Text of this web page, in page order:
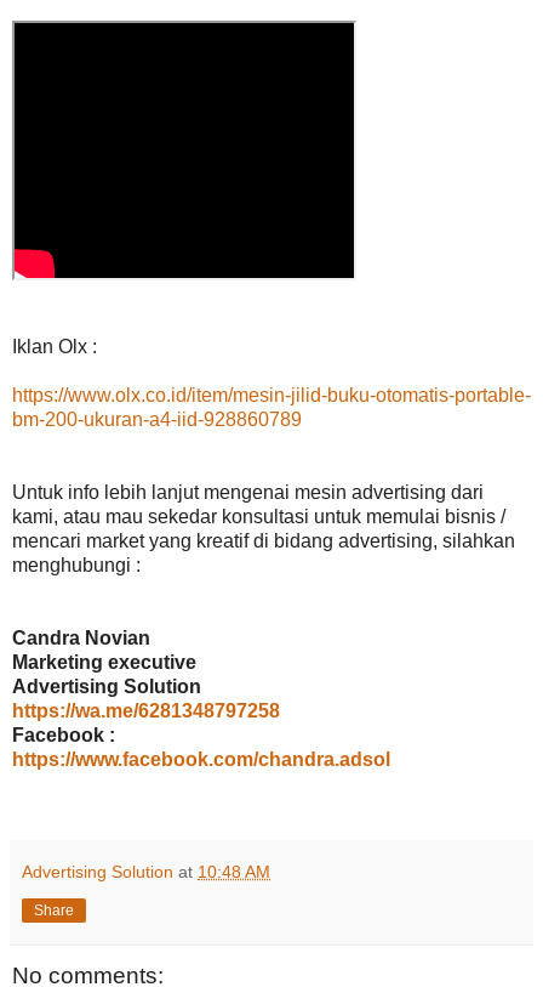
Iklan Olx :
https://www.olx.co.id/item/mesin-jilid-buku-otomatis-portable-
bm-200-ukuran-a4-iid-928860789
Untuk info lebih lanjut mengenai mesin advertising dari
kami, atau mau sekedar konsultasi untuk memulai bisnis /
mencari market yang kreatif di bidang advertising, silahkan
menghubungi :
Candra Novian
Marketing executive
Advertising Solution
https://wa.me/6281348797258
Facebook :
https://www.facebook.com/chandra.adsol
Advertising Solution at 10:48 AM
Share
No comments: